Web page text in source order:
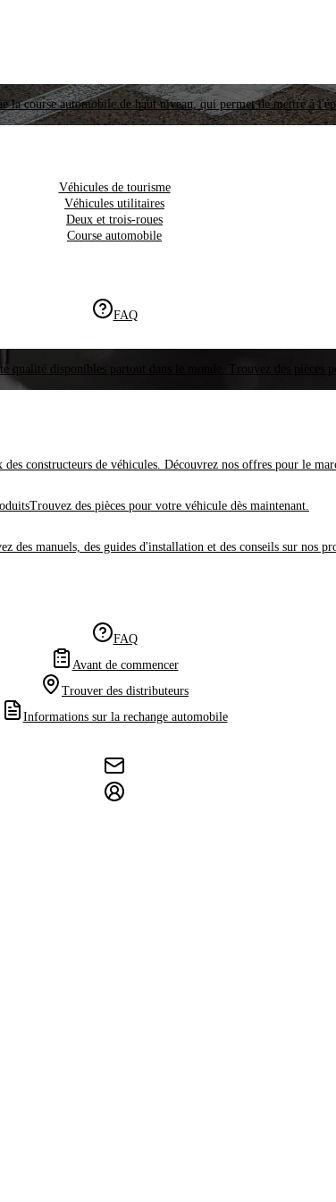
la course automobile de haut niveau, qui permet de mettre à
Véhicules de tourisme
Véhicules utilitaires
Deux et trois-roues
Course automobile
FAQ
qualité disponibles partout dans le monde. Trouvez des pièces
constructeurs de véhicules. Découvrez nos offres pour le
Trouvez des pièces pour votre véhicule dès maintenant.
des manuels, des guides d'installation et des conseils sur nos
FAQ
Avant de commencer
Trouver des distributeurs
Informations sur la rechange automobile